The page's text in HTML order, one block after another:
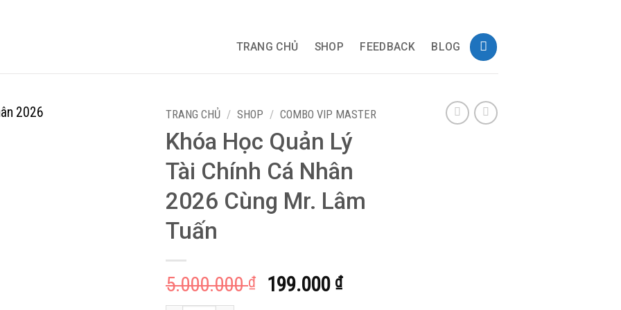
TRANG CHỦ SHOP FEEDBACK BLOG
TRANG CHỦ / SHOP / COMBO VIP MASTER
Khóa Học Quản Lý
Tài Chính Cá Nhân
2026 Cùng Mr. Lâm
Tuấn
5.000.000₫
Giá
199.000 ₫Giá